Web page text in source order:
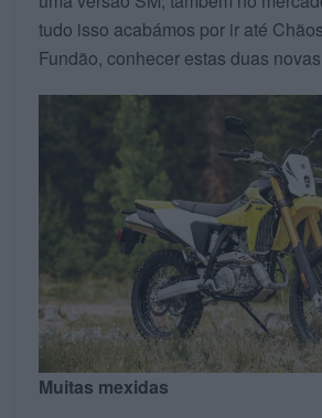
tudo isso acabámos por ir até
Fundão, conhecer estas duas
Muitas mexidas